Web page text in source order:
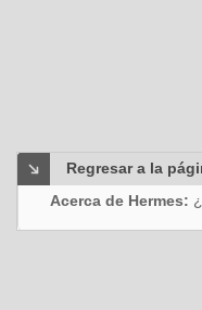
Regresar a la
Acerca de Hermes: